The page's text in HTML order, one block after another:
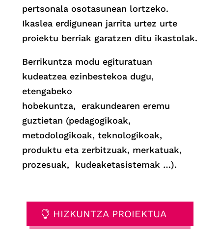
pertsonala osotasunean lortzeko.
Ikaslea erdigunean jarrita urtez urte
proiektu berriak garatzen ditu ikastolak.
Berrikuntza modu egituratuan
kudeatzea ezinbestekoa dugu,
etengabeko
hobekuntza, erakundearen eremu
guztietan (pedagogikoak,
metodologikoak, teknologikoak,
produktu eta zerbitzuak, merkatuak,
prozesuak, kudeaketasistemak …).
HIZKUNTZA PROIEKTUA